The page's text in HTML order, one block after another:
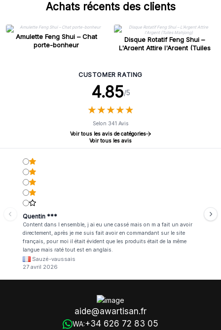
Achats récents des clients
Amulette Feng Shui – Chat
porte-bonheur
Disque Rotatif Feng Shui –
L'Argent Attire l'Argent (Tuiles
CUSTOMER RATING
4.85/5
★★★★★
★★★★★
Selon 341 Avis
Voir tous les avis de catégories
Voir tous les avis
Quentin ***
Content dans l ensemble, j ai eu une cassé mais on m a fait un avoir
directement, après je me suis fait avoir en commandant sur le site
français, pour moi il était évident que les produits était de la même
langue mais raté tout est en anglais.
Sauzé-vaussais
27 avril 2026
aide@awartisan.fr
WA:+34 626 72 83 05